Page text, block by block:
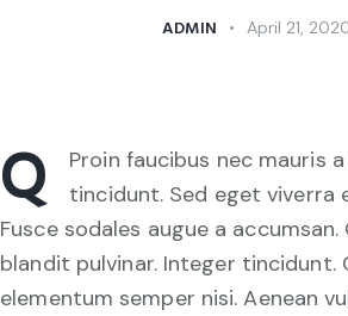
ADMIN April 21,
Q
Proin faucibus nec mauris
tincidunt. Sed eget viverra
Fusce sodales augue a
blandit pulvinar. Integer tincidunt.
elementum semper nisi. Aenean